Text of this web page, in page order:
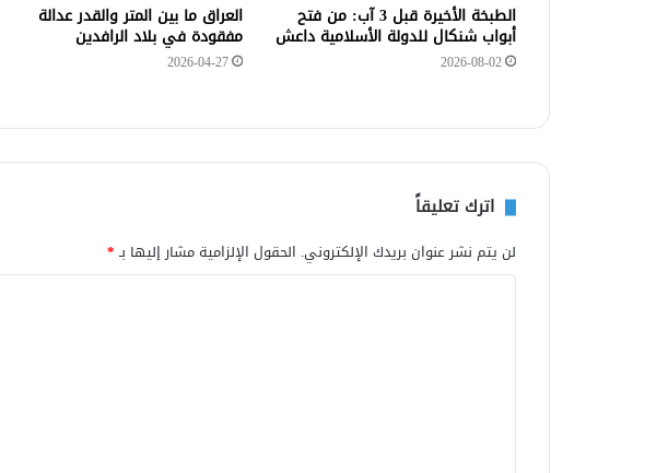
الطبخة الأخيرة قبل 3 آب: من فتح
أبواب شنكال للدولة الأسلامية داعش
2026-08-02
العراق ما بين المتر والقدر عدالة
مفقودة في بلاد الرافدين
2026-04-27
اترك تعليقاً
لن يتم نشر عنوان بريدك الإلكتروني. الحقول الإلزامية مشار إليها بـ*